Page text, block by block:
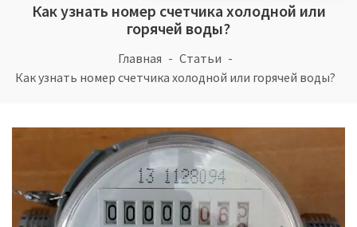
Как узнать номер счетчика холодной или
горячей воды?
Главная
Статьи
Как узнать номер счетчика холодной или горячей воды?